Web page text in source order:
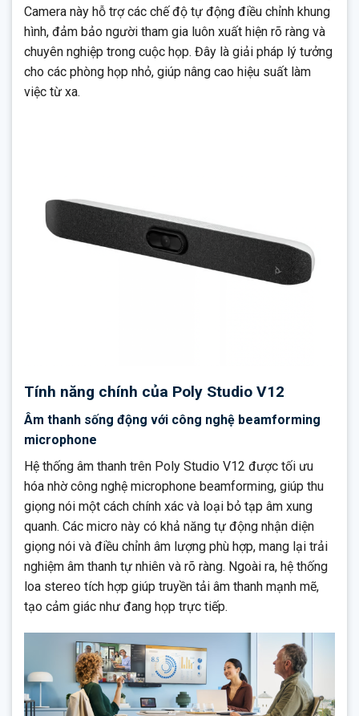
Camera này hỗ trợ các chế độ tự động điều chỉnh khung
hình, đảm bảo người tham gia luôn xuất hiện rõ ràng và
chuyên nghiệp trong cuộc họp. Đây là giải pháp lý tưởng
cho các phòng họp nhỏ, giúp nâng cao hiệu suất làm
việc từ xa.
Tính năng chính của Poly Studio V12
Âm thanh sống động với công nghệ beamforming
microphone
Hệ thống âm thanh trên Poly Studio V12 được tối ưu
hóa nhờ công nghệ microphone beamforming, giúp thu
giọng nói một cách chính xác và loại bỏ tạp âm xung
quanh. Các micro này có khả năng tự động nhận diện
giọng nói và điều chỉnh âm lượng phù hợp, mang lại trải
nghiệm âm thanh tự nhiên và rõ ràng. Ngoài ra, hệ thống
loa stereo tích hợp giúp truyền tải âm thanh mạnh mẽ,
tạo cảm giác như đang họp trực tiếp.